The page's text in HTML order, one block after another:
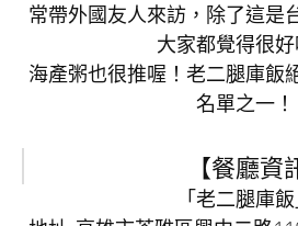
常帶外國友人來訪，除了這是
大家都覺得很好
海產粥也很推喔！老二腿庫飯
名單之一！
【餐廳資
「老二腿庫飯